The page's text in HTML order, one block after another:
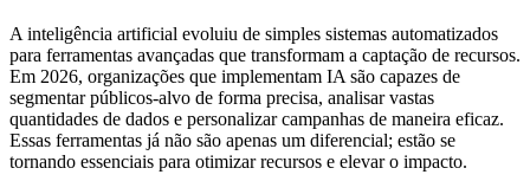
A inteligência artificial evoluiu de simples sistemas automatizados
para ferramentas avançadas que transformam a captação de recursos.
Em 2026, organizações que implementam IA são capazes de
segmentar públicos-alvo de forma precisa, analisar vastas
quantidades de dados e personalizar campanhas de maneira eficaz.
Essas ferramentas já não são apenas um diferencial; estão se
tornando essenciais para otimizar recursos e elevar o impacto.